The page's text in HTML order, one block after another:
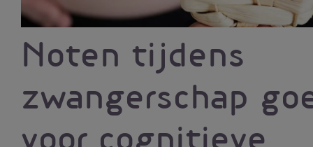
Noten tijdens
zwangerschap